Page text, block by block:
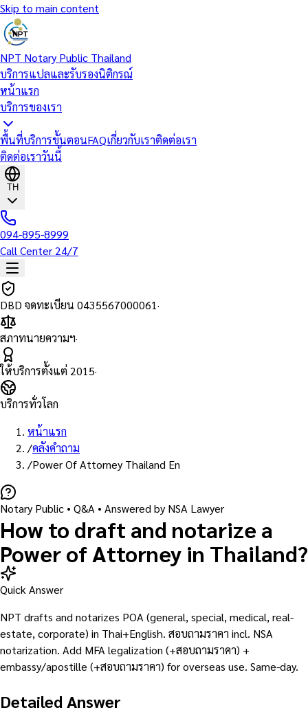
Skip to main content
NPT Notary Public Thailand
บริการแปลและรับรองนิติกรณ์
หน้าแรก
บริการของเรา
พื้นที่บริการขั้นตอนFAQเกี่ยวกับเราติดต่อเรา
ติดต่อเราวันนี้
TH
094-895-8999
Call Center 24/7
DBD จดทะเบียน 0435567000061·
สภาทนายความฯ·
ให้บริการตั้งแต่ 2015·
บริการทั่วโลก
หน้าแรก
/คลังคำถาม
/Power Of Attorney Thailand En
Notary Public • Q&A • Answered by NSA Lawyer
How to draft and notarize a
Power of Attorney in Thailand?
Quick Answer
NPT drafts and notarizes POA (general, special, medical, real-
estate, corporate) in Thai+English. สอบถามราคา incl. NSA
notarization. Add MFA legalization (+สอบถามราคา) +
embassy/apostille (+สอบถามราคา) for overseas use. Same-day.
Detailed Answer